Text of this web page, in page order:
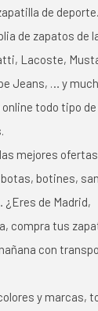
de deporte.
de zapatos de
Lacoste,
Jeans, … y
todo tipo
mejores
botines,
de Madrid,
compra tus
con
y marcas,